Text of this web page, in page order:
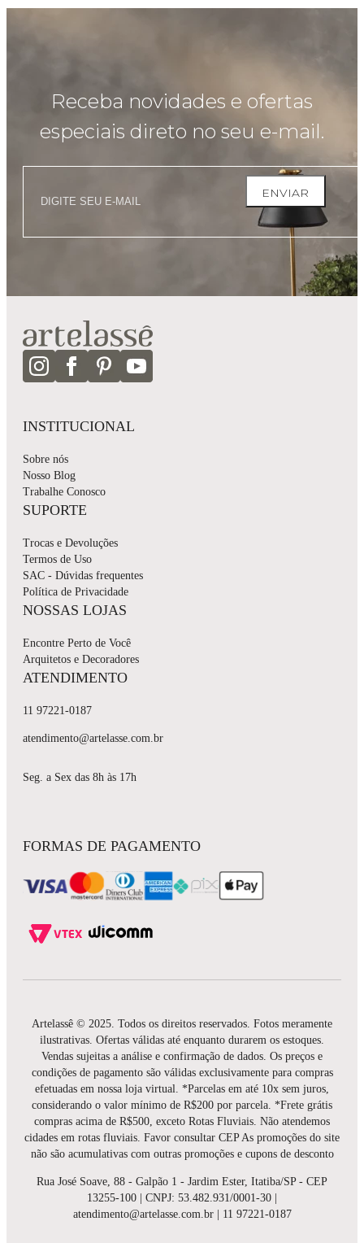
Receba novidades e ofertas
especiais direto no seu e-mail.
ENVIAR
INSTITUCIONAL
Sobre nós
Nosso Blog
Trabalhe Conosco
SUPORTE
Trocas e Devoluções
Termos de Uso
SAC - Dúvidas frequentes
Política de Privacidade
NOSSAS LOJAS
Encontre Perto de Você
Arquitetos e Decoradores
ATENDIMENTO
11 97221-0187
atendimento@artelasse.com.br
Seg. a Sex das 8h às 17h
FORMAS DE PAGAMENTO
Artelassê © 2025. Todos os direitos reservados. Fotos meramente
ilustrativas. Ofertas válidas até enquanto durarem os estoques.
Vendas sujeitas a análise e confirmação de dados. Os preços e
condições de pagamento são válidas exclusivamente para compras
efetuadas em nossa loja virtual. *Parcelas em até 10x sem juros,
considerando o valor mínimo de R$200 por parcela. *Frete grátis
compras acima de R$500, exceto Rotas Fluviais. Não atendemos
cidades em rotas fluviais. Favor consultar CEP As promoções do site
não são acumulativas com outras promoções e cupons de desconto
Rua José Soave, 88 - Galpão 1 - Jardim Ester, Itatiba/SP - CEP
13255-100 | CNPJ: 53.482.931/0001-30 |
atendimento@artelasse.com.br | 11 97221-0187